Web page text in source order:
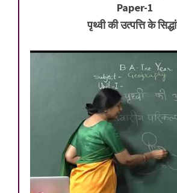
Paper-1
पृथ्वी की उत्पत्ति के